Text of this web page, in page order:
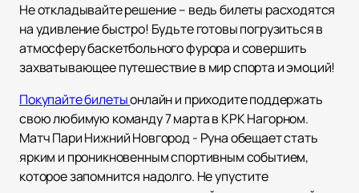
Не откладывайте решение – ведь билеты расходятся
на удивление быстро! Будьте готовы погрузиться в
атмосферу баскетбольного фурора и совершить
захватывающее путешествие в мир спорта и эмоций!
Покупайте билетыонлайн и приходите поддержать
свою любимую команду 7 марта в КРК Нагорном.
Матч Пари Нижний Новгород - Руна обещает стать
ярким и проникновенным спортивным событием,
которое запомнится надолго. Не упустите